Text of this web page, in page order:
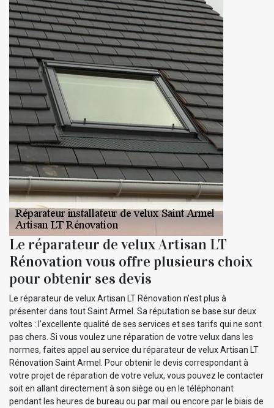
Le réparateur de velux Artisan LT
Rénovation vous offre plusieurs choix
pour obtenir ses devis
Le réparateur de velux Artisan LT Rénovation n’est plus à
présenter dans tout Saint Armel. Sa réputation se base sur deux
voltes : l’excellente qualité de ses services et ses tarifs qui ne sont
pas chers. Si vous voulez une réparation de votre velux dans les
normes, faites appel au service du réparateur de velux Artisan LT
Rénovation Saint Armel. Pour obtenir le devis correspondant à
votre projet de réparation de votre velux, vous pouvez le contacter
soit en allant directement à son siège ou en le téléphonant
pendant les heures de bureau ou par mail ou encore par le biais de